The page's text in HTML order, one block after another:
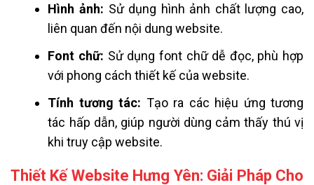
Hình ảnh: Sử dụng hình ảnh chất lượng cao,
liên quan đến nội dung website.
Font chữ: Sử dụng font chữ dễ đọc, phù hợp
với phong cách thiết kế của website.
Tính tương tác: Tạo ra các hiệu ứng tương
tác hấp dẫn, giúp người dùng cảm thấy thú vị
khi truy cập website.
Thiết Kế Website Hưng Yên: Giải Pháp Cho